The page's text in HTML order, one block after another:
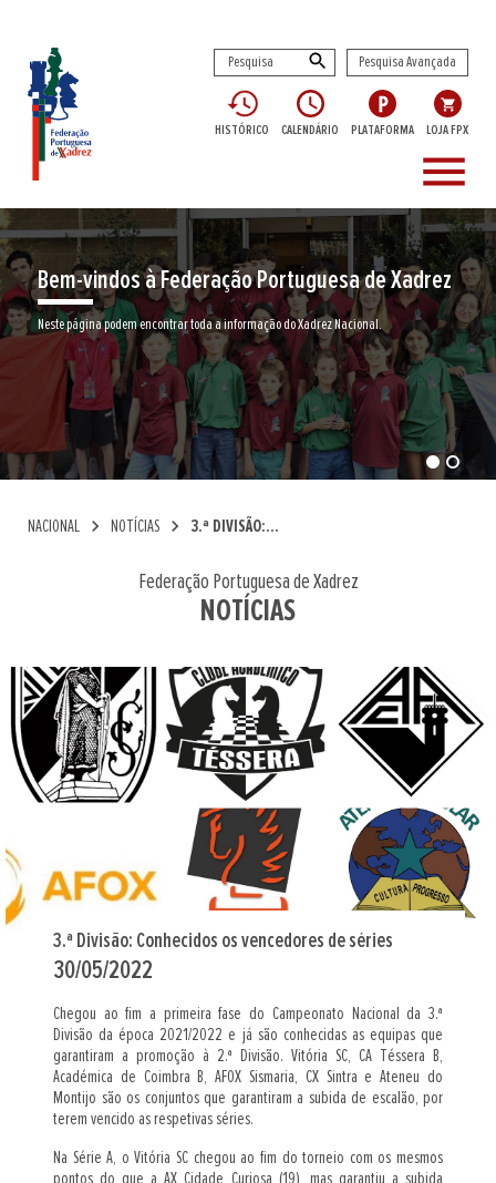
Pesquisa Avançada
HISTÓRICO CALENDÁRIO PLATAFORMA LOJA FPX
menu
Bem-vindos à Federação Portuguesa de Xadrez
Neste página podem encontrar toda a informação do Xadrez Nacional.
NACIONAL chevron_right NOTÍCIAS chevron_right 3.ª DIVISÃO:...
Federação Portuguesa de Xadrez
NOTÍCIAS
3.ª Divisão: Conhecidos os vencedores de séries
30/05/2022
Chegou ao fim a primeira fase do Campeonato Nacional da 3.ª
Divisão da época 2021/2022 e já são conhecidas as equipas que
garantiram a promoção à 2.ª Divisão. Vitória SC, CA Téssera B,
Académica de Coimbra B, AFOX Sismaria, CX Sintra e Ateneu do
Montijo são os conjuntos que garantiram a subida de escalão, por
terem vencido as respetivas séries.
Na Série A, o Vitória SC chegou ao fim do torneio com os mesmos
pontos do que a AX Cidade Curiosa (19), mas garantiu a subida